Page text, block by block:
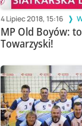
4 Lipiec 2018, 15:16
MP Old Boyów:
Towarzyski!